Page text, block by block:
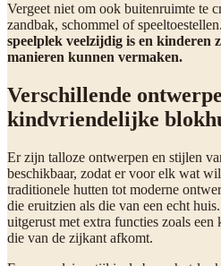
Vergeet niet om ook buitenruimte te
zandbak, schommel of speeltoestellen.
speelplek veelzijdig is en kinderen
manieren kunnen vermaken.
Verschillende
kindvriendelijke
Er zijn talloze ontwerpen en stijlen
beschikbaar, zodat er voor elk wat
traditionele hutten tot moderne
die eruitzien als die van een echt
uitgerust met extra functies zoals
die van de zijkant afkomt.